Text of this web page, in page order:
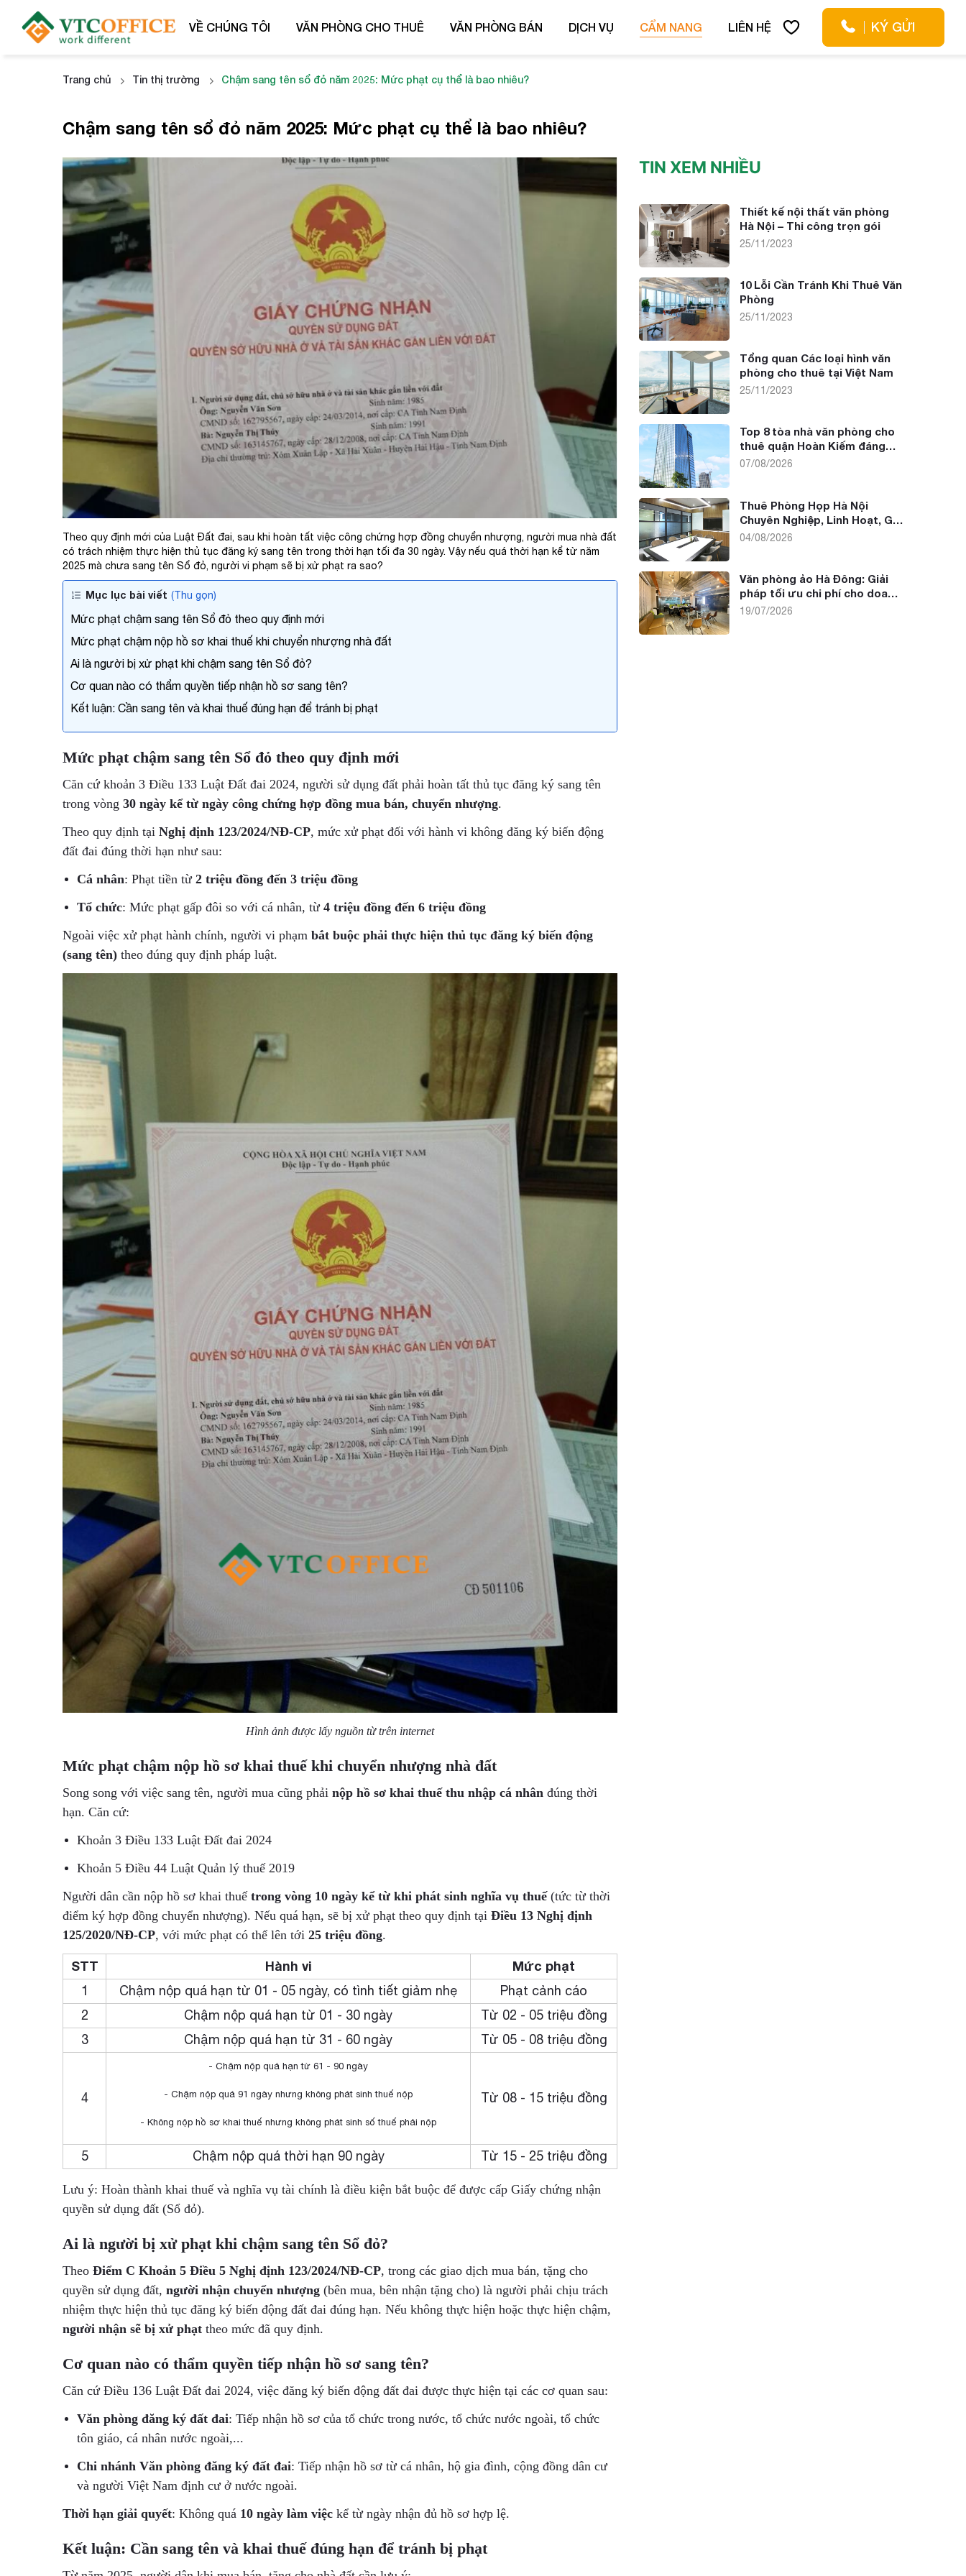
VỀ CHÚNG TÔI VĂN PHÒNG CHO THUÊ VĂN PHÒNG BÁN DỊCH VỤ CẨM NANG LIÊN HỆ KÝ GỬI
Trang chủ Tin thị trường Chậm sang tên sổ đỏ năm 2025: Mức phạt cụ thể là bao nhiêu?
Chậm sang tên sổ đỏ năm 2025: Mức phạt cụ thể là bao nhiêu?
Theo quy định mới của Luật Đất đai, sau khi hoàn tất việc công chứng hợp đồng chuyển nhượng, người mua nhà đất
có trách nhiệm thực hiện thủ tục đăng ký sang tên trong thời hạn tối đa 30 ngày. Vậy nếu quá thời hạn kể từ năm
2025 mà chưa sang tên Sổ đỏ, người vi phạm sẽ bị xử phạt ra sao?
Mục lục bài viết (Thu gọn)
Mức phạt chậm sang tên Sổ đỏ theo quy định mới
Mức phạt chậm nộp hồ sơ khai thuế khi chuyển nhượng nhà đất
Ai là người bị xử phạt khi chậm sang tên Sổ đỏ?
Cơ quan nào có thẩm quyền tiếp nhận hồ sơ sang tên?
Kết luận: Cần sang tên và khai thuế đúng hạn để tránh bị phạt
Mức phạt chậm sang tên Sổ đỏ theo quy định mới
Căn cứ khoản 3 Điều 133 Luật Đất đai 2024, người sử dụng đất phải hoàn tất thủ tục đăng ký sang tên
trong vòng 30 ngày kể từ ngày công chứng hợp đồng mua bán, chuyển nhượng.
Theo quy định tại Nghị định 123/2024/NĐ-CP, mức xử phạt đối với hành vi không đăng ký biến động
đất đai đúng thời hạn như sau:
Cá nhân: Phạt tiền từ 2 triệu đồng đến 3 triệu đồng
Tổ chức: Mức phạt gấp đôi so với cá nhân, từ 4 triệu đồng đến 6 triệu đồng
Ngoài việc xử phạt hành chính, người vi phạm bắt buộc phải thực hiện thủ tục đăng ký biến động
(sang tên) theo đúng quy định pháp luật.
Hình ảnh được lấy nguồn từ trên internet
Mức phạt chậm nộp hồ sơ khai thuế khi chuyển nhượng nhà đất
Song song với việc sang tên, người mua cũng phải nộp hồ sơ khai thuế thu nhập cá nhân đúng thời
hạn. Căn cứ:
Khoản 3 Điều 133 Luật Đất đai 2024
Khoản 5 Điều 44 Luật Quản lý thuế 2019
Người dân cần nộp hồ sơ khai thuế trong vòng 10 ngày kể từ khi phát sinh nghĩa vụ thuế(tức từ thời
điểm ký hợp đồng chuyển nhượng). Nếu quá hạn, sẽ bị xử phạt theo quy định tại Điều 13 Nghị định
125/2020/NĐ-CP, với mức phạt có thể lên tới 25 triệu đồng.
STT Hành vi Mức phạt
1 Chậm nộp quá hạn từ 01 - 05 ngày, có tình tiết giảm nhẹ
Phạt cảnh cáo
2
Chậm nộp quá hạn từ 01 - 30 ngày
Từ 02 - 05 triệu đồng
3
Chậm nộp quá hạn từ 31 - 60 ngày Từ 05 - 08 triệu đồng
4
- Chậm nộp quá hạn từ 61 - 90 ngày
- Chậm nộp quá 91 ngày nhưng không phát sinh thuế nộp
- Không nộp hồ sơ khai thuế nhưng không phát sinh số thuế phải nộp
Từ 08 - 15 triệu đồng
5 Chậm nộp quá thời hạn 90 ngày Từ 15 - 25 triệu đồng
Lưu ý: Hoàn thành khai thuế và nghĩa vụ tài chính là điều kiện bắt buộc để được cấp Giấy chứng nhận
quyền sử dụng đất (Sổ đỏ).
Ai là người bị xử phạt khi chậm sang tên Sổ đỏ?
Theo Điểm C Khoản 5 Điều 5 Nghị định 123/2024/NĐ-CP, trong các giao dịch mua bán, tặng cho
quyền sử dụng đất, người nhận chuyển nhượng (bên mua, bên nhận tặng cho) là người phải chịu trách
nhiệm thực hiện thủ tục đăng ký biến động đất đai đúng hạn. Nếu không thực hiện hoặc thực hiện chậm,
người nhận sẽ bị xử phạt theo mức đã quy định.
Cơ quan nào có thẩm quyền tiếp nhận hồ sơ sang tên?
Căn cứ Điều 136 Luật Đất đai 2024, việc đăng ký biến động đất đai được thực hiện tại các cơ quan sau:
Văn phòng đăng ký đất đai: Tiếp nhận hồ sơ của tổ chức trong nước, tổ chức nước ngoài, tổ chức
tôn giáo, cá nhân nước ngoài,...
Chi nhánh Văn phòng đăng ký đất đai: Tiếp nhận hồ sơ từ cá nhân, hộ gia đình, cộng đồng dân cư
và người Việt Nam định cư ở nước ngoài.
Thời hạn giải quyết: Không quá 10 ngày làm việc kể từ ngày nhận đủ hồ sơ hợp lệ.
Kết luận: Cần sang tên và khai thuế đúng hạn để tránh bị phạt
TIN XEM NHIỀU
Thiết kế nội thất văn phòng
Hà Nội – Thi công trọn gói
25/11/2023
10 Lỗi Cần Tránh Khi Thuê Văn
Phòng
25/11/2023
Tổng quan Các loại hình văn
phòng cho thuê tại Việt Nam
25/11/2023
Top 8 tòa nhà văn phòng cho
thuê quận Hoàn Kiếm đáng
thuê nhất 2026
07/08/2026
Thuê Phòng Họp Hà Nội
Chuyên Nghiệp, Linh Hoạt, Giá
Tốt
04/08/2026
Văn phòng ảo Hà Đông: Giải
pháp tối ưu chi phí cho doanh
nghiệp
19/07/2026
Họ và tên
Email công việc
Chi tiết nhu cầu
x